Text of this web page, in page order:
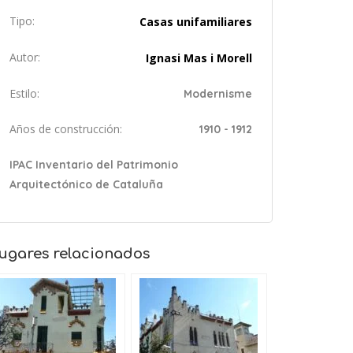
Tipo: Casas unifamiliares
Autor: Ignasi Mas i Morell
Estilo: Modernisme
Años de construcción: 1910 - 1912
IPAC Inventario del Patrimonio
Arquitectónico de Cataluña
relacionados